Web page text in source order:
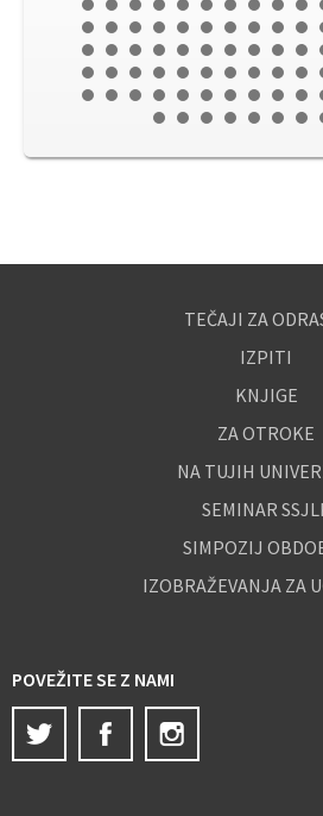
TEČAJI ZA
IZPITI
KNJIGE
ZA OTROKE
NA TUJIH
SEMINAR
SIMPOZIJ
IZOBRAŽEVANJA ZA
POVEŽITE SE Z NAMI
Twitter
Facebook